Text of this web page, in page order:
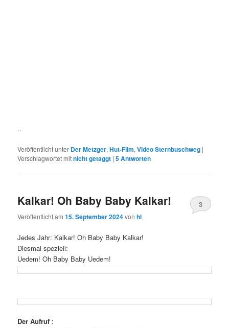
..
Veröffentlicht unter Der Metzger,Hut-Film,Video Sternbuschweg |
Verschlagwortet mitnicht getaggt |5Antworten
Kalkar! Oh Baby Baby Kalkar!
Veröffentlicht am15. September 2024vonhl
3
Jedes Jahr: Kalkar! Oh Baby Baby Kalkar!
Diesmal speziell:
Uedem! Oh Baby Baby Uedem!
Der Aufruf :